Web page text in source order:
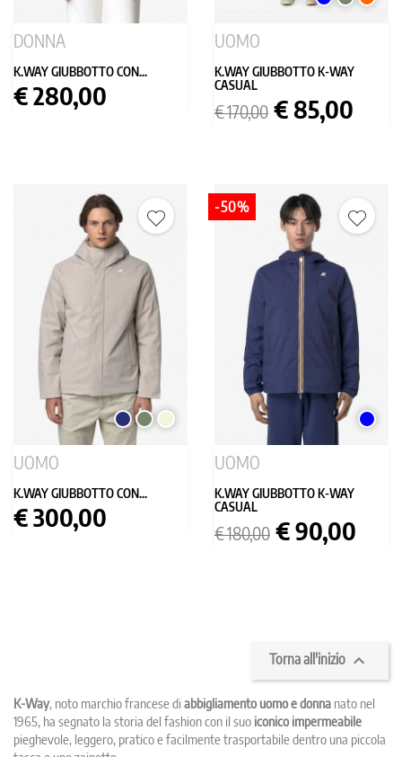
K-Way, noto marchio francese di abbigliamento uomo e donna nato nel
1965, ha segnato la storia del fashion con il suo iconico impermeabile
pieghevole, leggero, pratico e facilmente trasportabile dentro una piccola
DONNA
K.WAY GIUBBOTTO CON...
Prezzo
€ 280,00
UOMO
K.WAY GIUBBOTTO K-WAY
CASUAL
Prezzo
base
€ 170,00 Prezzo
€ 85,00
BLU
SCURO
VERDE
MILITARE
BEIGE
UOMO
K.WAY GIUBBOTTO CON...
Prezzo
€ 300,00
BLU
UOMO
K.WAY GIUBBOTTO K-WAY
CASUAL
Prezzo
base
€ 180,00 Prezzo
€ 90,00
-50%
Torna all'inizio 